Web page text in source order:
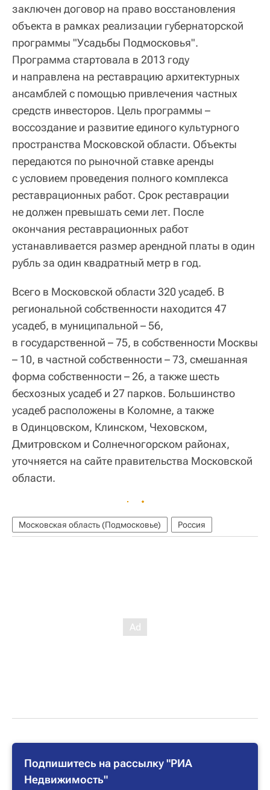
заключен договор на право восстановления
объекта в рамках реализации губернаторской
программы "Усадьбы Подмосковья".
Программа стартовала в 2013 году
и направлена на реставрацию архитектурных
ансамблей с помощью привлечения частных
средств инвесторов. Цель программы –
воссоздание и развитие единого культурного
пространства Московской области. Объекты
передаются по рыночной ставке аренды
с условием проведения полного комплекса
реставрационных работ. Срок реставрации
не должен превышать семи лет. После
окончания реставрационных работ
устанавливается размер арендной платы в один
рубль за один квадратный метр в год.
Всего в Московской области 320 усадеб. В
региональной собственности находится 47
усадеб, в муниципальной – 56,
в государственной – 75, в собственности Москвы
– 10, в частной собственности – 73, смешанная
форма собственности – 26, а также шесть
бесхозных усадеб и 27 парков. Большинство
усадеб расположены в Коломне, а также
в Одинцовском, Клинском, Чеховском,
Дмитровском и Солнечногорском районах,
уточняется на сайте правительства Московской
области.
Московская область (Подмосковье) Россия
Подпишитесь на рассылку "РИА
Недвижимость"